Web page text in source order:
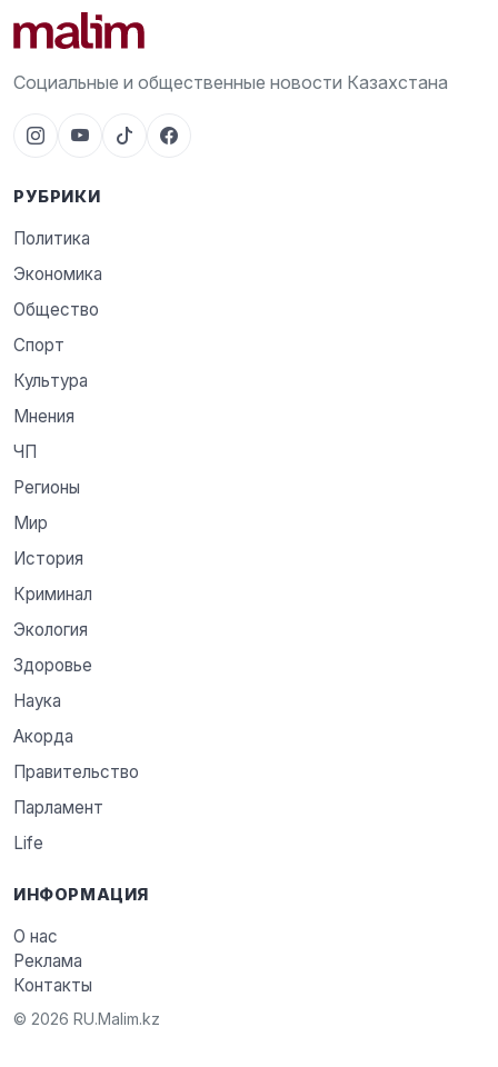
Социальные и общественные новости Казахстана
РУБРИКИ
Политика
Экономика
Общество
Спорт
Культура
Мнения
ЧП
Регионы
Мир
История
Криминал
Экология
Здоровье
Наука
Акорда
Правительство
Парламент
Life
ИНФОРМАЦИЯ
О нас
Реклама
Контакты
© 2026 RU.Malim.kz